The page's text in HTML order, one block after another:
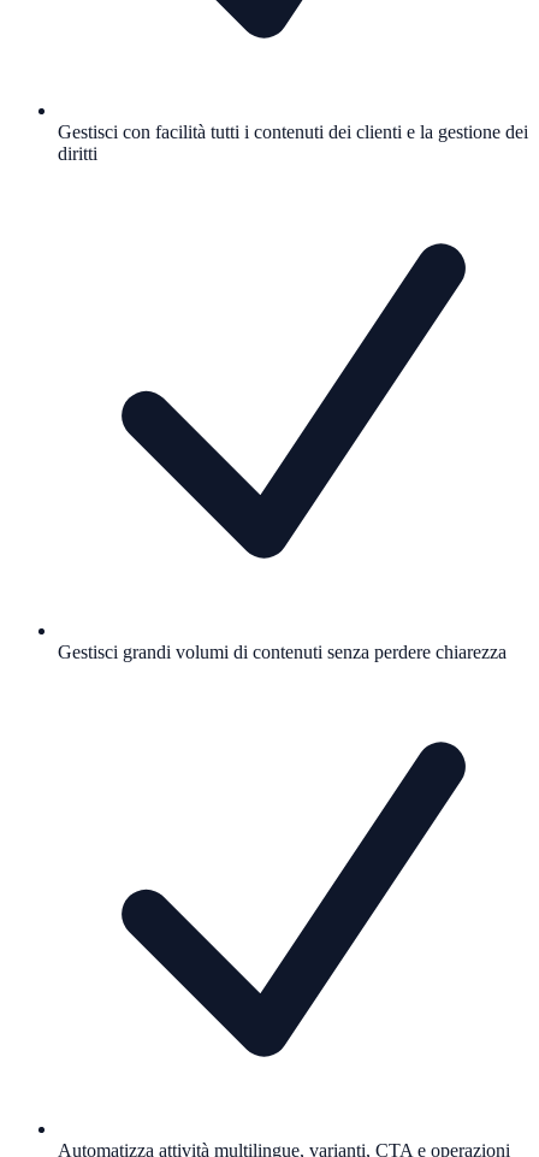
Gestisci con facilità tutti i contenuti dei clienti e la gestione dei
diritti
Gestisci grandi volumi di contenuti senza perdere chiarezza
Automatizza attività multilingue, varianti, CTA e operazioni